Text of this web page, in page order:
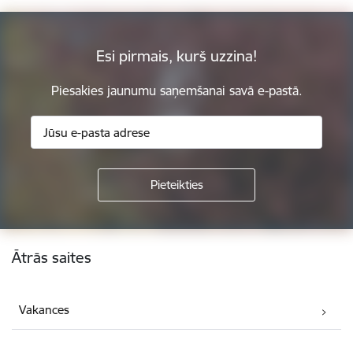
Esi pirmais, kurš uzzina!
Piesakies jaunumu saņemšanai savā e-pastā.
Kājene
Ātrās saites
Vakances